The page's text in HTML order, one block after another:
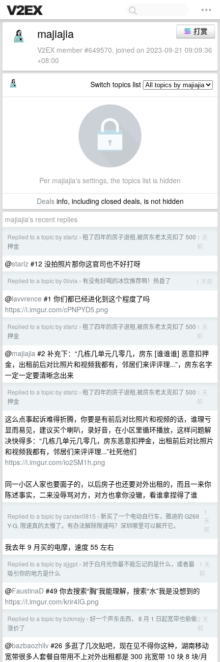
打赏
majiajia
V2EX member #649570, joined on 2023-09-21 09:09:36
+08:00
Switch topics list
Per majiajia's settings, the topics list is hidden
Dealsinfo, including closed deals, is not hidden
majiajia's recent replies
Replied to a topic by starlz › 租了四年的房子退租,被房东老太克扣了 500
押金
1 天
前
@starlz #12 没拍照片那你这官司也不好打呀
Replied to a topic by 0livia › 有没有好喝的冰饮推荐啊！热昏了 1 天前
@lavvrence #1 你们都已经进化到这个程度了吗
https://i.imgur.com/cPNPYD5.png
Replied to a topic by starlz › 租了四年的房子退租,被房东老太克扣了 500
押金
1 天
前
@majiajia #2 补充下：“几栋几单元几零几，房东 [谁谁谁] 恶意扣押
金，出租前后对比照片和视频我都有，邻居们来评评理...”，房东名字
一定一定要清晰念出来
Replied to a topic by starlz › 租了四年的房子退租,被房东老太克扣了 500
押金
1 天
前
这么点事起诉难得折腾，你要是有前后对比照片和视频的话，谁理亏
显而易见，建议买个喇叭，录好音，在小区里循环播放，这样问题解
决快得多：“几栋几单元几零几，房东恶意扣押金，出租前后对比照片
和视频我都有，邻居们来评评理...”社死他们
https://i.imgur.com/io2SM1h.png
同一小区人家也要面子的，以后房子也还要对外出租的，而且一来你
陈述事实，二来没辱骂对方，对方也拿你没辙，看谁拿捏得了谁
Replied to a topic by cander0815 › 新买了一个电动自行车，雅迪的 G26II
Y-G, 限速真的太慢了。有办法解除限速吗？深圳哪里可以解开它。
1
天
前
我去年 9 月买的电摩，速度 55 左右
Replied to a topic by sjjgpt › 对于白月光你最不能忘记的是什么，或者最
吸引你的地方是什么
1 天
前
@FaustinaD #49 你去搜索“胸”我能理解，搜索“水”我是没想到的
https://i.imgur.com/krir4IG.png
Replied to a topic by bzkmsjy › 好一个声东击西， 8 月 1 日起宽带也偷偷
涨价了
2 天
前
@bazbaozhilv #26 多逛了几次贴吧，现在见不得你这种，湖南移动
宽带很多人套餐自带用不上对外出租都是 300 兆宽带 10 块 8 块/月